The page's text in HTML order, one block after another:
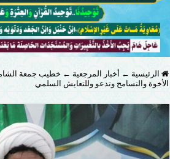
الرئيسية ← أخبار المرجعية ← خطيب جمعة
الأخوة والتسامح وتدعو وللتعايش السلمي